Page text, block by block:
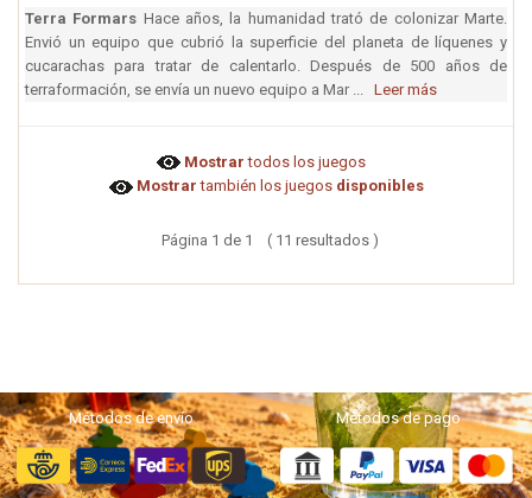
Terra Formars Hace años, la humanidad trató de colonizar Marte.
Envió un equipo que cubrió la superficie del planeta de líquenes y
cucarachas para tratar de calentarlo. Después de 500 años de
terraformación, se envía un nuevo equipo a Mar ... Leer más
Mostrar todos los juegos
Mostrar también los juegos disponibles
Página 1 de 1 ( 11 resultados )
Métodos de envío Métodos de pago